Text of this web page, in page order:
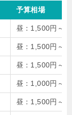
予算相場
昼：1,500円～
昼：1,500円～
昼：1,500円～
昼：1,000円～
昼：1,500円～